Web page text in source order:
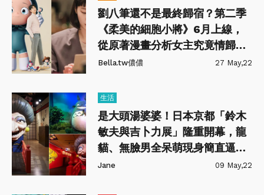
劉八筆還不是最終歸宿？第二季
《柔美的細胞小將》6月上線，
從原著漫畫分析女主究竟情歸何
處！
Bella.tw儂儂 27 May,22
生活
是大頭湯婆婆！日本京都「鈴木
敏夫與吉卜力展」隆重開幕，龍
貓、無臉男全呆萌現身簡直逼人
朝聖～
Jane 09 May,22